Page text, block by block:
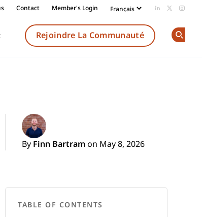
Contact Member's Login Add us on
Follow
Rejoindre La Communauté
By Finn Bartram on May 8, 2026
TABLE OF CONTENTS